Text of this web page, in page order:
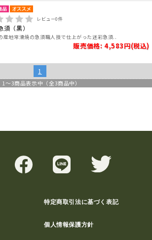
レビュー0件
須（黒）
産地常滑焼の急須職人技で仕上がった迷彩急須..
販売価格: 4,583円(税込)
1
1 ～3商品表示中（全3商品中）
特定商取引法に基づく表記
個人情報保護方針